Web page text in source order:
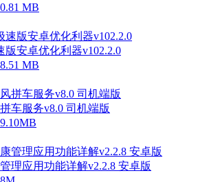
MB
版安卓优化利器v102.2.0
MB
车服务v8.0 司机端版
理应用功能详解v2.2.8 安卓版